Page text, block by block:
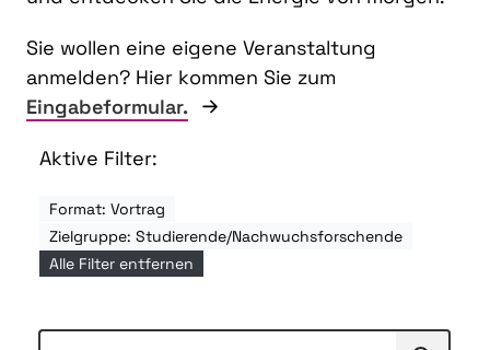
Sie wollen eine eigene Veranstaltung
anmelden? Hier kommen Sie zum
Eingabeformular.
Aktive Filter:
Format: Vortrag
Zielgruppe: Studierende/Nachwuchsforschende
Alle Filter entfernen